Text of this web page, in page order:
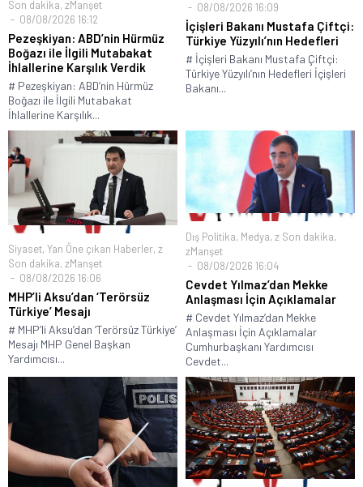
Son dakika, zManşet
08/08/2026 16:12
Pezeşkiyan: ABD’nin Hürmüz
Boğazı ile İlgili Mutabakat
İhlallerine Karşılık Verdik
# Pezeşkiyan: ABD’nin Hürmüz
Boğazı ile İlgili Mutabakat
İhlallerine Karşılık...
08/08/2026 16:09
İçişleri Bakanı Mustafa Çiftçi:
Türkiye Yüzyılı’nın Hedefleri
# İçişleri Bakanı Mustafa Çiftçi:
Türkiye Yüzyılı’nın Hedefleri İçişleri
Bakanı...
Siyaset, Yan Öne çıkan Haberler, z
Son dakika, zManşet
08/08/2026 16:06
MHP’li Aksu’dan ‘Terörsüz
Türkiye’ Mesajı
# MHP’li Aksu’dan ‘Terörsüz Türkiye’
Mesajı MHP Genel Başkan
Yardımcısı...
Dış Politika, Medya, z Son dakika,
zManşet
08/08/2026 16:04
Cevdet Yılmaz’dan Mekke
Anlaşması İçin Açıklamalar
# Cevdet Yılmaz’dan Mekke
Anlaşması İçin Açıklamalar
Cumhurbaşkanı Yardımcısı
Cevdet...